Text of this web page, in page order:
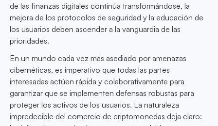
de las finanzas digitales continúa transformándose, la
mejora de los protocolos de seguridad y la educación de
los usuarios deben ascender a la vanguardia de las
prioridades.
En un mundo cada vez más asediado por amenazas
cibernéticas, es imperativo que todas las partes
interesadas actúen rápida y colaborativamente para
garantizar que se implementen defensas robustas para
proteger los activos de los usuarios. La naturaleza
impredecible del comercio de criptomonedas deja claro: